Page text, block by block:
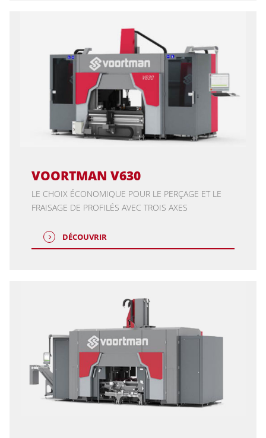
VOORTMAN V630
LE CHOIX ÉCONOMIQUE POUR LE PERÇAGE ET LE
FRAISAGE DE PROFILÉS AVEC TROIS AXES
DÉCOUVRIR